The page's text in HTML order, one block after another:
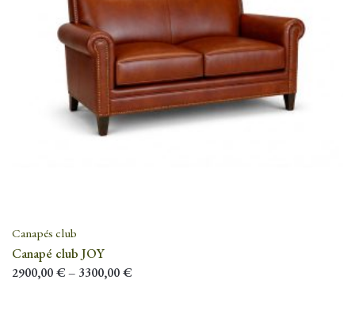
Canapés club
Canapé club JOY
2900,00€– 3300,00€